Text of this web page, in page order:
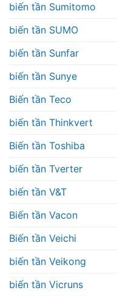
biến tần Sumitomo
biến tần SUMO
biến tần Sunfar
biến tần Sunye
Biến tần Teco
biến tần Thinkvert
Biến tần Toshiba
biến tần Tverter
biến tần V&T
Biến tần Vacon
Biến tần Veichi
biến tần Veikong
biến tần Vicruns